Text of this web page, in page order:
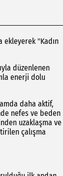
"Kadın
düzenlenen
enerji dolu
daha aktif,
nefes ve beden
uzaklaşma ve
çalışma